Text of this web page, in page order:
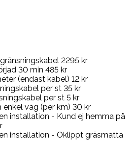
2295 kr
30 min 485 kr
(endast kabel) 12 kr
per st 35 kr
per st 5 kr
väg (per km) 30 kr
installation - Kund ej hemma på
installation - Oklippt gräsmatta